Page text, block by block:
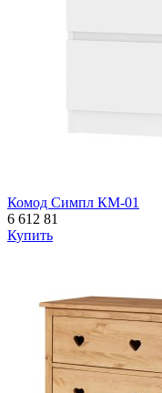
Комод Симпл КМ-01
6 612 81
Купить